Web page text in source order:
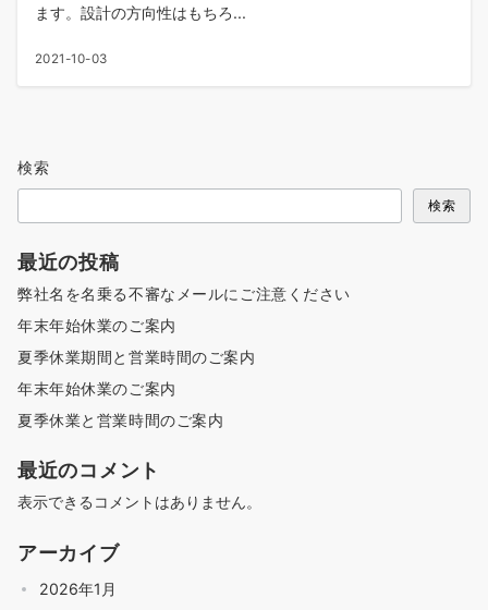
ます。設計の方向性はもちろ...
2021-10-03
検索
検索
最近の投稿
弊社名を名乗る不審なメールにご注意ください
年末年始休業のご案内
夏季休業期間と営業時間のご案内
年末年始休業のご案内
夏季休業と営業時間のご案内
最近のコメント
表示できるコメントはありません。
アーカイブ
2026年1月